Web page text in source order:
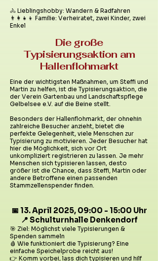
🚴 Lieblingshobby: Wandern & Radfahren
👨‍👩‍👧‍👦 Familie: Verheiratet, zwei Kinder, zwei
Enkel
Die große
Typisierungsaktion am
Hallenflohmarkt
Eine der wichtigsten Maßnahmen, um Steffi und
Martin zu helfen, ist die Typisierungsaktion, die
der Verein Gartenbau und Landschaftspflege
Gelbelsee e.V. auf die Beine stellt.
Besonders der Hallenflohmarkt, der ohnehin
zahlreiche Besucher anzieht, bietet die
perfekte Gelegenheit, viele Menschen zur
Typisierung zu motivieren. Jeder Besucher hat
hier die Möglichkeit, sich vor Ort
unkompliziert registrieren zu lassen. Je mehr
Menschen sich typisieren lassen, desto
größer ist die Chance, dass Steffi, Martin oder
andere Betroffene einen passenden
Stammzellenspender finden.
🎯 Ziel: Möglichst viele Typisierungen &
Spenden sammeln
🩸 Wie funktioniert die Typisierung? Eine
einfache Speichelprobe reicht aus!
👉 Komm vorbei, lass dich typisieren und hilf
📅 13. April 2025, 09:00 - 15:00 Uhr
📍 Schulturnhalle Denkendorf